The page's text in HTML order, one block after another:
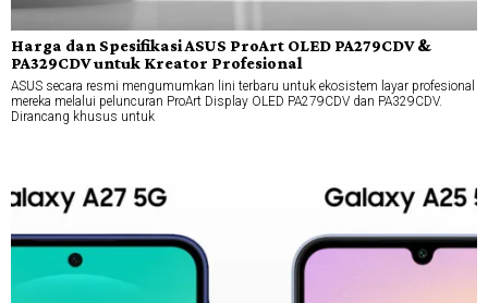
Harga dan Spesifikasi ASUS ProArt OLED PA279CDV &
PA329CDV untuk Kreator Profesional
ASUS secara resmi mengumumkan lini terbaru untuk ekosistem layar profesional
mereka melalui peluncuran ProArt Display OLED PA279CDV dan PA329CDV.
Dirancang khusus untuk